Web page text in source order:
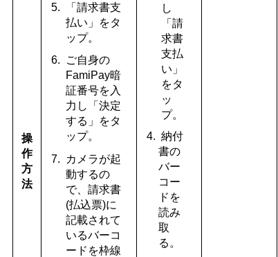
操
作
方
法
「請求書支
払い」をタ
ップ。
ご自身の
FamiPay暗
証番号を入
力し「決定
する」をタ
ップ。
カメラが起
動するの
で、請求書
(払込票)に
記載されて
いるバーコ
ードを枠線
し
「請
求書
支払
い」
をタ
ッ
プ。
納付
書の
バー
コー
ドを
読み
取
る。